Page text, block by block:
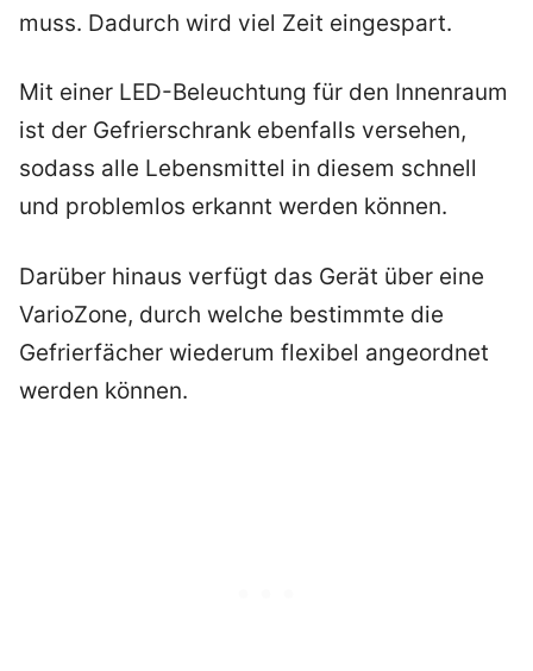
muss. Dadurch wird viel Zeit eingespart.
Mit einer LED-Beleuchtung für den Innenraum
ist der Gefrierschrank ebenfalls versehen,
sodass alle Lebensmittel in diesem schnell
und problemlos erkannt werden können.
Darüber hinaus verfügt das Gerät über eine
VarioZone, durch welche bestimmte die
Gefrierfächer wiederum flexibel angeordnet
werden können.